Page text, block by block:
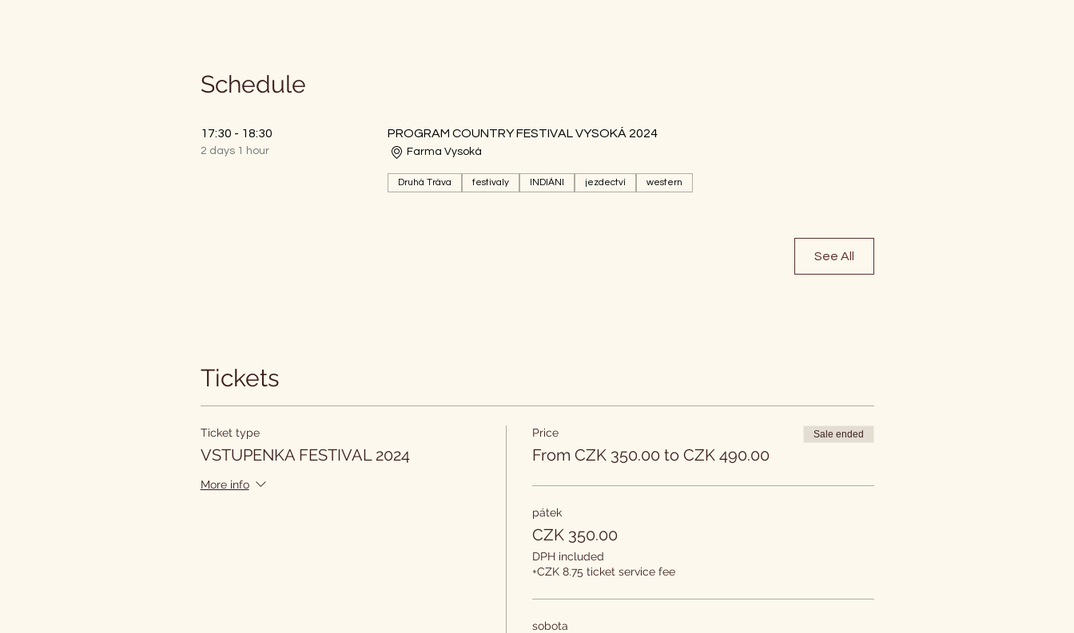
Schedule
17:30 - 18:30
2 days 1 hour
PROGRAM COUNTRY FESTIVAL VYSOKÁ 2024
Farma Vysoká
Druhá Tráva festivaly INDIÁNI jezdectví western
See All
Tickets
Ticket type
VSTUPENKA FESTIVAL 2024
More info
Price
From CZK 350.00 to CZK 490.00
Sale ended
pátek
CZK 350.00
DPH included
+CZK 8.75 ticket service fee
sobota